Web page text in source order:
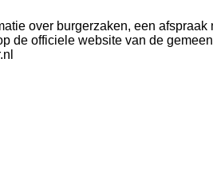
over burgerzaken, een afspraak
de officiele website van de